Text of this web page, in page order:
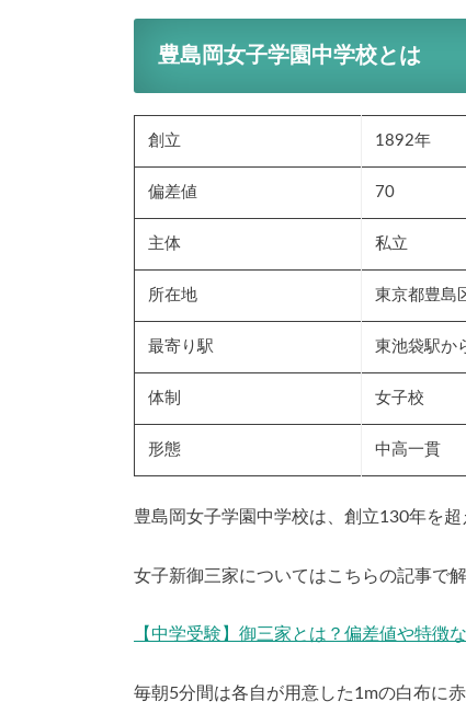
豊島岡女子学園中学校とは
創立 1892年
偏差値 70
主体 私立
所在地 東京都豊島
最寄り駅 東池袋駅か
体制 女子校
形態 中高一貫
豊島岡女子学園中学校は、創立130年を
女子新御三家についてはこちらの記事で
【中学受験】御三家とは？偏差値や特徴
毎朝5分間は各自が用意した1mの白布に